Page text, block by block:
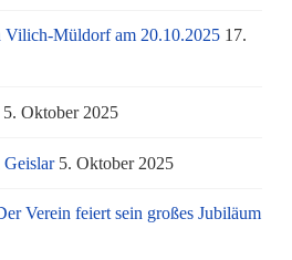
Müldorf am 20.10.2025 17.
5. Oktober 2025
5. Oktober 2025
Verein feiert sein großes Jubiläum